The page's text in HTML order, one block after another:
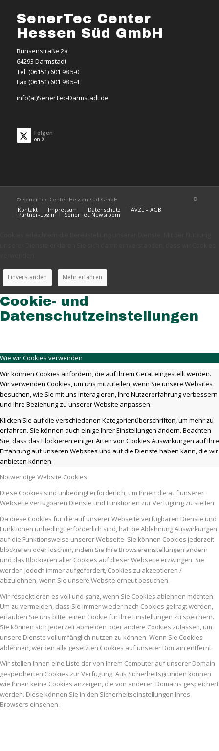
SenerTec Center
Hessen Süd GmbH
Bunsenstraße 2a
64293 Darmstadt
Tel. (06151) 601 98 5-0
Fax (06151) 601 98 5-4
info(at)SenerTec-Darmstadt.de
Folgen
on X
© SenerTec Center Hessen Süd GmbH
Kontakt
Impressum Datenschutz AVZL – AGB
Partner-Login SenerTec Newsroom
Einverstanden Mehr erfahren
Cookie- und
Datenschutzeinstellungen
Wie wir Cookies verwenden
Wir können Cookies anfordern, die auf Ihrem Gerät eingestellt werden.
Wir verwenden Cookies, um uns mitzuteilen, wenn Sie unsere Websites
besuchen, wie Sie mit uns interagieren, Ihre Nutzererfahrung verbessern
und Ihre Beziehung zu unserer Website anpassen.
Klicken Sie auf die verschiedenen Kategorienüberschriften, um mehr zu
erfahren. Sie können auch einige Ihrer Einstellungen ändern. Beachten
Sie, dass das Blockieren einiger Arten von Cookies Auswirkungen auf Ihre
Erfahrung auf unseren Websites und auf die Dienste haben kann, die wir
anbieten können.
Notwendige Website Cookies
Diese Cookies sind unbedingt erforderlich, um Ihnen die auf unserer
Webseite verfügbaren Dienste und Funktionen zur Verfügung zu stellen.
Da diese Cookies für die auf unserer Webseite verfügbaren Dienste und
Funktionen unbedingt erforderlich sind, hat die Ablehnung Auswirkungen
auf die Funktionsweise unserer Webseite. Sie können Cookies jederzeit
blockieren oder löschen, indem Sie Ihre Browsereinstellungen ändern
und das Blockieren aller Cookies auf dieser Webseite erzwingen. Sie
werden jedoch immer aufgefordert, Cookies zu akzeptieren /
abzulehnen, wenn Sie unsere Website erneut besuchen.
Wir respektieren es voll und ganz, wenn Sie Cookies ablehnen möchten.
Um zu vermeiden, dass Sie immer wieder nach Cookies gefragt werden,
erlauben Sie uns bitte, einen Cookie für Ihre Einstellungen zu speichern.
Sie können sich jederzeit abmelden oder andere Cookies zulassen, um
unsere Dienste vollumfänglich nutzen zu können. Wenn Sie Cookies
ablehnen, werden alle gesetzten Cookies auf unserer Domain entfernt.
Wir stellen Ihnen eine Liste der von Ihrem Computer auf unserer Domain
gespeicherten Cookies zur Verfügung. Aus Sicherheitsgründen können
wie Ihnen keine Cookies anzeigen, die von anderen Domains gespeichert
werden. Diese können Sie in den Sicherheitseinstellungen Ihres
Browsers einsehen.